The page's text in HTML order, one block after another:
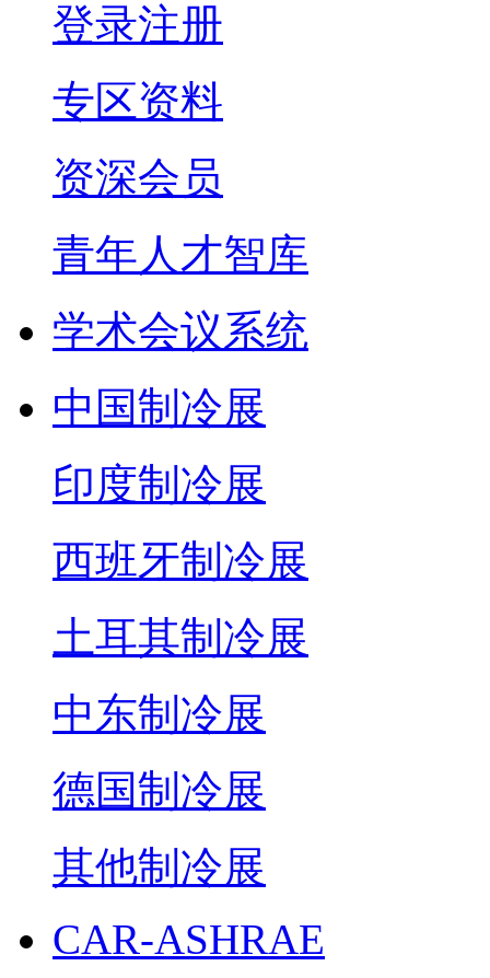
登录注册
专区资料
资深会员
青年人才智库
学术会议系统
中国制冷展
印度制冷展
西班牙制冷展
土耳其制冷展
中东制冷展
德国制冷展
其他制冷展
CAR-ASHRAE